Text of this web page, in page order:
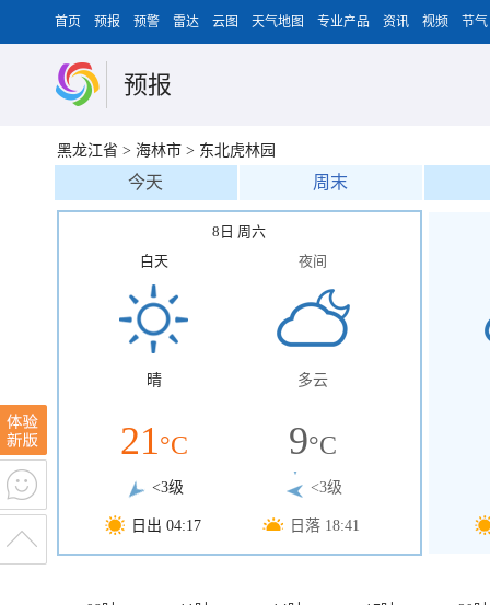
首页 预报 预警 雷达 云图 天气地图 专业产品 资讯 视频 节气
预报
黑龙江省 > 海林市 > 东北虎林园
今天 周末
8日 周六
白天
晴
21°C
<3级
日出 04:17
夜间
多云
9°C
<3级
日落 18:41